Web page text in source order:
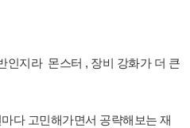
인지라 몬스터 , 장비 강화가 더 큰
다 고민해가면서 공략해보는 재